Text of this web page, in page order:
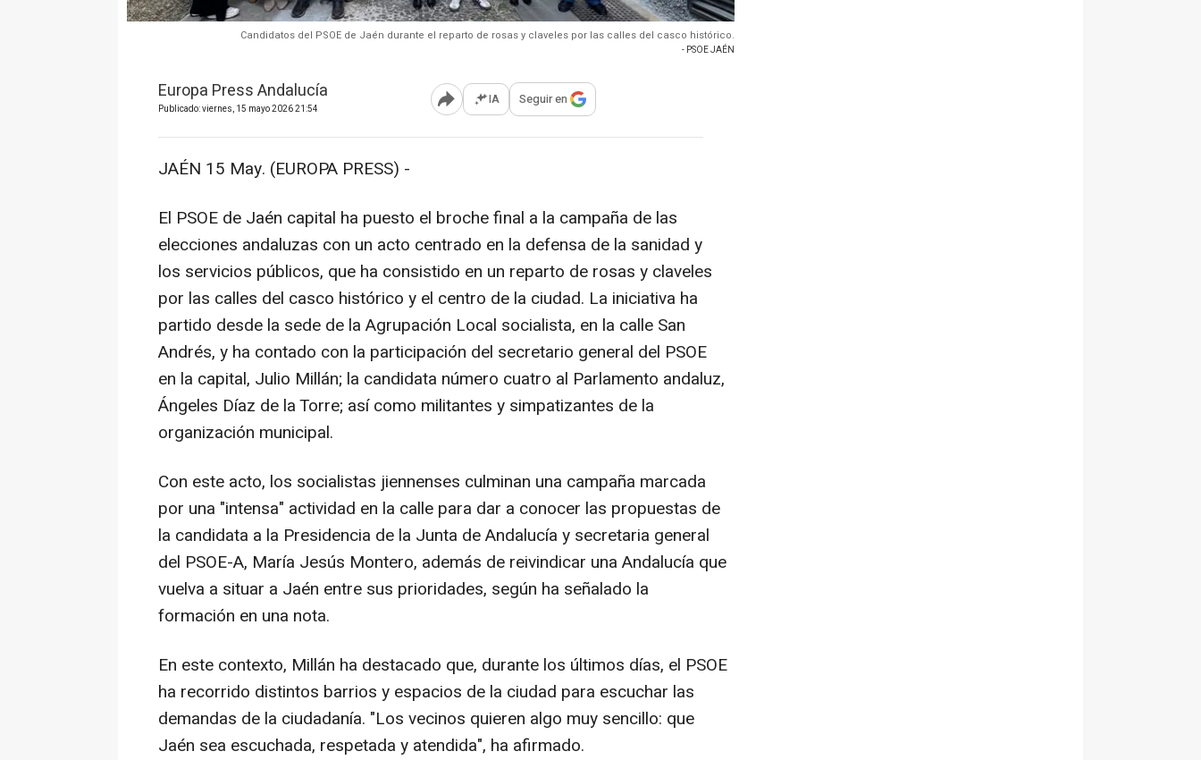
Candidatos del PSOE de Jaén durante el reparto de rosas y claveles por las calles del casco histórico.
- PSOE JAÉN
Europa Press Andalucía
Publicado: viernes, 15 mayo 2026 21:54 Abrir opciones para compartir
IA Seguir en
JAÉN 15 May. (EUROPA PRESS) -
El PSOE de Jaén capital ha puesto el broche final a la campaña de las
elecciones andaluzas con un acto centrado en la defensa de la sanidad y
los servicios públicos, que ha consistido en un reparto de rosas y claveles
por las calles del casco histórico y el centro de la ciudad. La iniciativa ha
partido desde la sede de la Agrupación Local socialista, en la calle San
Andrés, y ha contado con la participación del secretario general del PSOE
en la capital, Julio Millán; la candidata número cuatro al Parlamento andaluz,
Ángeles Díaz de la Torre; así como militantes y simpatizantes de la
organización municipal.
Con este acto, los socialistas jiennenses culminan una campaña marcada
por una "intensa" actividad en la calle para dar a conocer las propuestas de
la candidata a la Presidencia de la Junta de Andalucía y secretaria general
del PSOE-A, María Jesús Montero, además de reivindicar una Andalucía que
vuelva a situar a Jaén entre sus prioridades, según ha señalado la
formación en una nota.
En este contexto, Millán ha destacado que, durante los últimos días, el PSOE
ha recorrido distintos barrios y espacios de la ciudad para escuchar las
demandas de la ciudadanía. "Los vecinos quieren algo muy sencillo: que
Jaén sea escuchada, respetada y atendida", ha afirmado.